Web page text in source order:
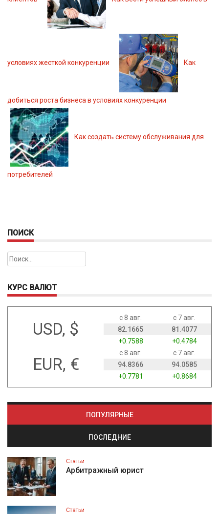
условиях жесткой конкуренции Как
добиться роста бизнеса в условиях конкуренции
Как создать систему обслуживания для
потребителей
ПОИСК
Найти:
КУРС ВАЛЮТ
USD, $
с 8 авг.
с 7 авг.
82.1665
81.4077
+0.7588
+0.4784
EUR, €
с 8 авг.
с 7 авг.
94.8366
94.0585
+0.7781
+0.8684
ПОПУЛЯРНЫЕ
ПОСЛЕДНИЕ
Статьи
Арбитражный юрист
Статьи